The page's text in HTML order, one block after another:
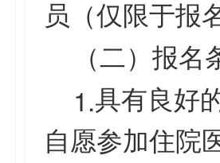
员（仅限于报
（二）报名
1.具有良好
自愿参加住院